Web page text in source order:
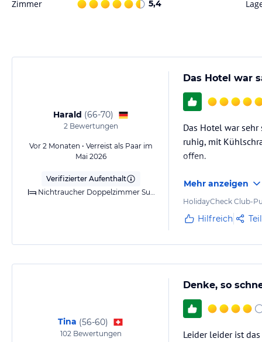
Zimmer 5,4
Harald (66-70)
2Bewertungen
Vor 2 Monaten • Verreist als Paar im
Mai 2026
Verifizierter Aufenthalt
Nichtraucher Doppelzimmer Superior
Das Hotel war
Das Hotel war
ruhig, mit
offen.
Mehr anzeigen
HolidayCheck Club-
Hilfreich
Tina (56-60)
102Bewertungen
Denke, so
Leider leider ist